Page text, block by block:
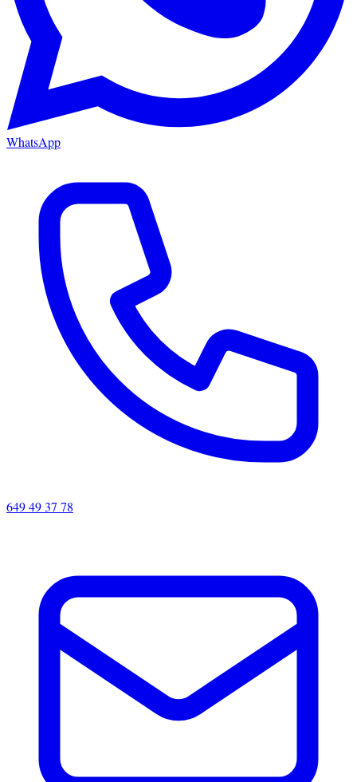
WhatsApp
649 49 37 78